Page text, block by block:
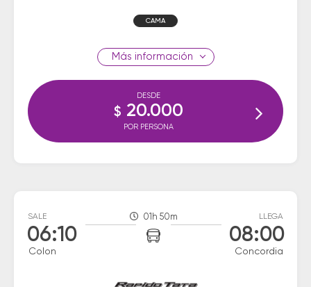
CAMA
información
DESDE
$ 20.000
POR PERSONA
SALE
06:10
Colon
01h 50m LLEGA
08:00
Concordia